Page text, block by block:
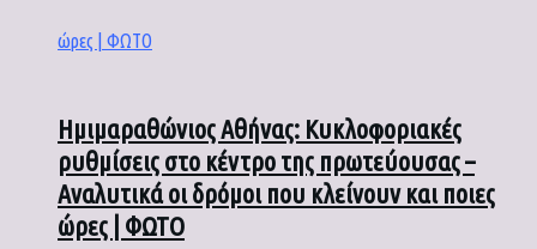
Ημιμαραθώνιος Αθήνας: Κυκλοφοριακές
ρυθμίσεις στο κέντρο της πρωτεύουσας –
Αναλυτικά οι δρόμοι που κλείνουν και ποιες
ώρες | ΦΩΤΟ